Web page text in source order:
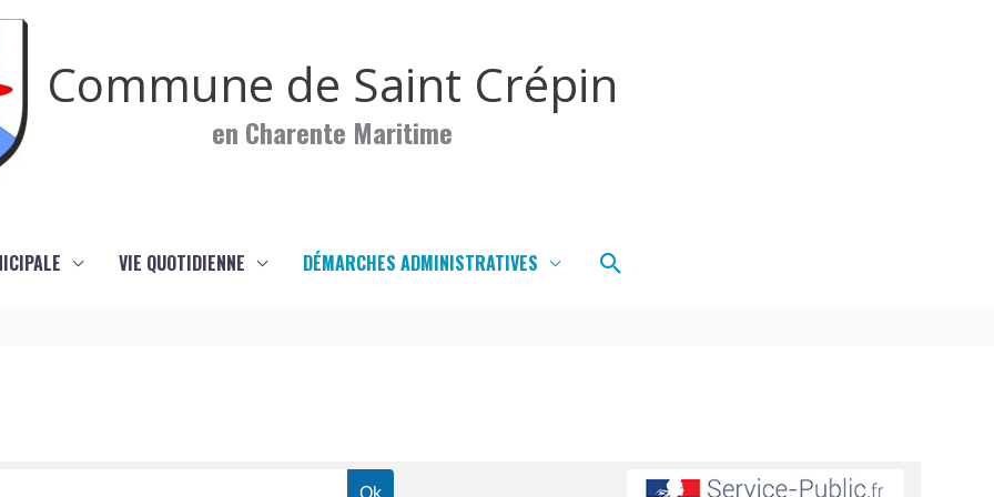
Commune de Saint Crépin
en Charente Maritime
VIE QUOTIDIENNE DÉMARCHES ADMINISTRATIVES Rechercher